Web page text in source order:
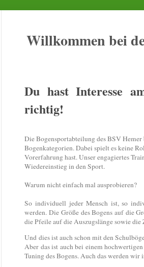
Willkommen bei
Du hast Interesse
richtig!
Die Bogensportabteilung des BSV
Bogenkategorien. Dabei spielt es keine
Vorerfahrung hast. Unser engagiertes
Wiedereinstieg in den Sport.
Warum nicht einfach mal ausprobieren?
So individuell jeder Mensch ist, so
werden. Die Größe des Bogens auf die
die Pfeile auf die Auszugslänge sowie die
Und dies ist auch schon mit den
Aber das ist auch bei einem
Tuning des Bogens. Auch das werden